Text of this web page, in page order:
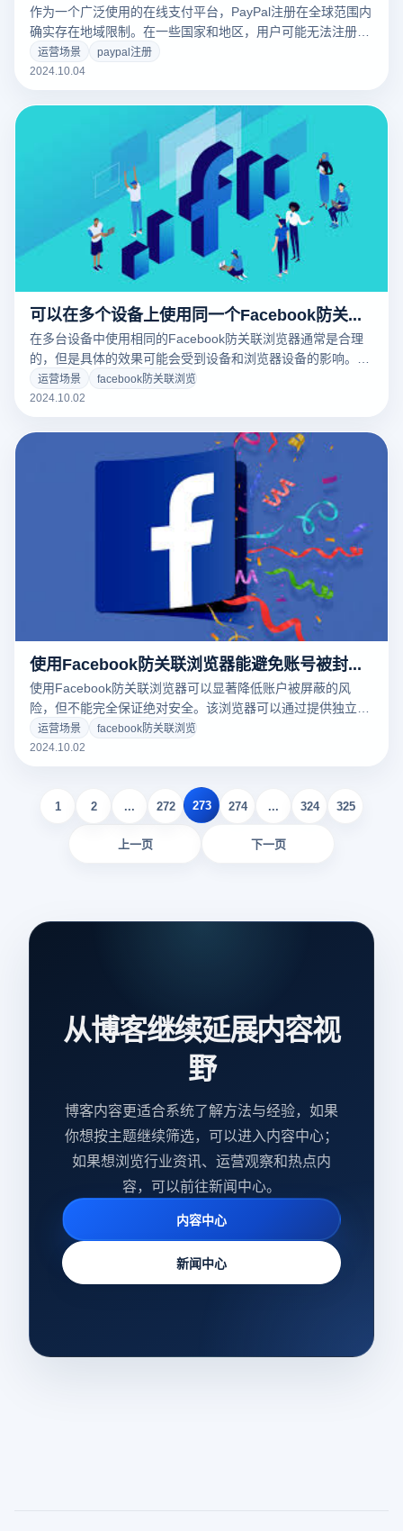
作为一个广泛使用的在线支付平台，PayPal注册在全球范围内
确实存在地域限制。在一些国家和地区，用户可能无法注册
PayPal账户或面临特定的功能限制。这些限制通常与当地的金
融法规、反洗钱政策和合规要求有关。因此，在客户注册之
能够顺利完成注册并正常使用PayPal服务。
运营场景
paypal注册
2024.10.04
可以在多个设备上使用同一个Facebook防关联浏览器吗？
在多台设备中使用相同的Facebook防关联浏览器通常是合理
的，但是具体的效果可能会受到设备和浏览器设备的影响。该
浏览器旨在提供一个独立的操作环境，以确保每个帐户都能在
安全的条件下运行。但为了保持最佳的防关联效果，建议在同
则，有助于客户在多台设备操作时更好地维护账户安全。
运营场景
facebook防关联浏览器
2024.10.02
使用Facebook防关联浏览器能避免账号被封吗？
使用Facebook防关联浏览器可以显著降低账户被屏蔽的风
险，但不能完全保证绝对安全。该浏览器可以通过提供独立的
操作环境和先进的指纹识别技术，有效地防止多个帐户之间的
联系，从而降低被平台检测到的可能性。但是，商家仍然需要
度地保护帐户的安全。理解这一特点和使用方法，也有助于用
户在操作时更加谨慎。
运营场景
facebook防关联浏览器
2024.10.02
上一页
1 2 ... 272 273 274 ... 324 325
下一页
从博客继续延展内容视
野
博客内容更适合系统了解方法与经验，如果
你想按主题继续筛选，可以进入内容中心；
如果想浏览行业资讯、运营观察和热点内
容，可以前往新闻中心。
内容中心
新闻中心